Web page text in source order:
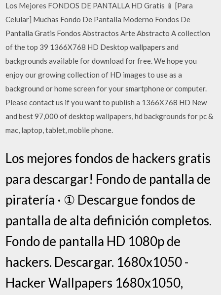
Los Mejores FONDOS DE PANTALLA HD Gratis 📱 [Para
Celular] Muchas Fondo De Pantalla Moderno Fondos De
Pantalla Gratis Fondos Abstractos Arte Abstracto A collection
of the top 39 1366X768 HD Desktop wallpapers and
backgrounds available for download for free. We hope you
enjoy our growing collection of HD images to use as a
background or home screen for your smartphone or computer.
Please contact us if you want to publish a 1366X768 HD New
and best 97,000 of desktop wallpapers, hd backgrounds for pc &
mac, laptop, tablet, mobile phone.
Los mejores fondos de hackers gratis
para descargar! Fondo de pantalla de
piratería · ① Descargue fondos de
pantalla de alta definición completos.
Fondo de pantalla HD 1080p de
hackers. Descargar. 1680x1050 -
Hacker Wallpapers 1680x1050,